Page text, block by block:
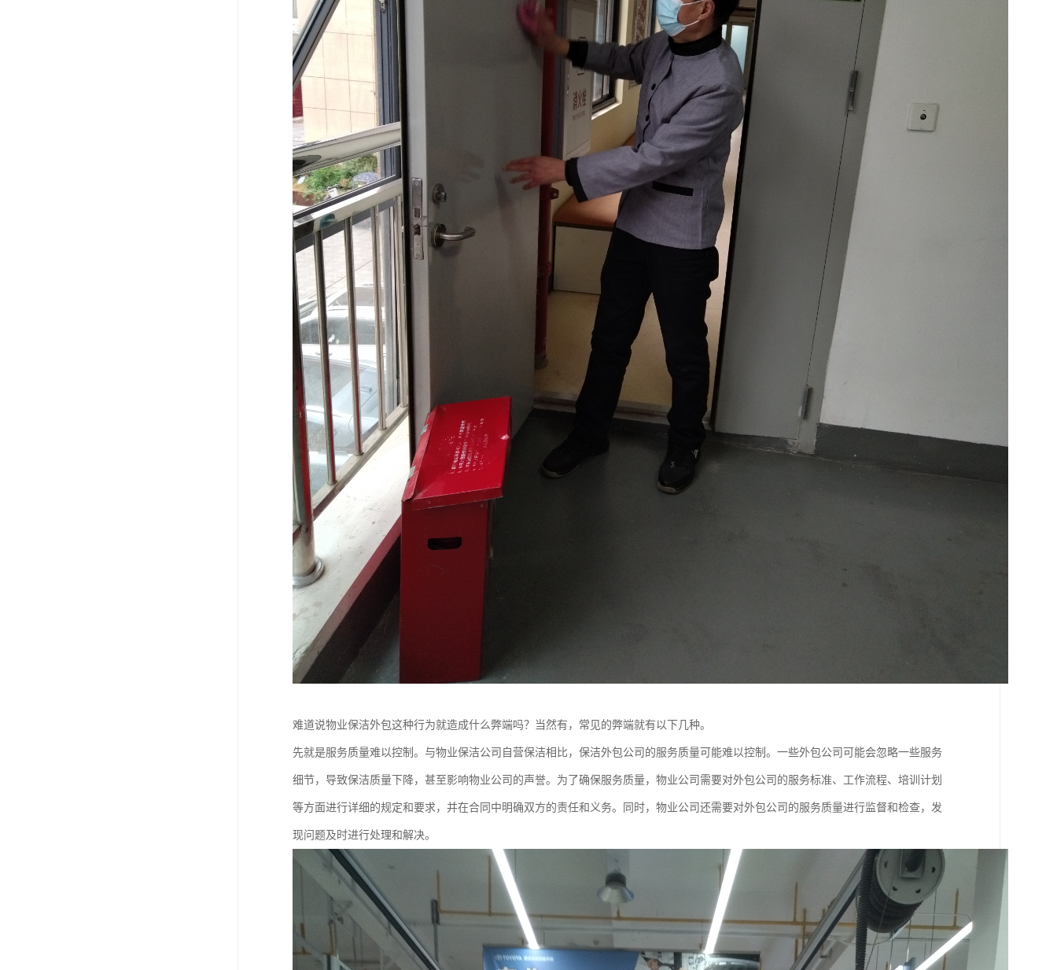
难道说物业保洁外包这种行为就造成什么弊端吗？当然有，常见的弊端就有以下几种。
先就是服务质量难以控制。与物业保洁公司自营保洁相比，保洁外包公司的服务质量可能难以控制。一些外包公司可能会忽略一些服务
细节，导致保洁质量下降，甚至影响物业公司的声誉。为了确保服务质量，物业公司需要对外包公司的服务标准、工作流程、培训计划
等方面进行详细的规定和要求，并在合同中明确双方的责任和义务。同时，物业公司还需要对外包公司的服务质量进行监督和检查，发
现问题及时进行处理和解决。